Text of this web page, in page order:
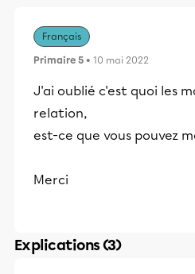
Français
Primaire 5 • 10 mai 2022
J'ai oublié c'est quoi les
relation,
est-ce que vous pouvez
Merci
Explications (3)